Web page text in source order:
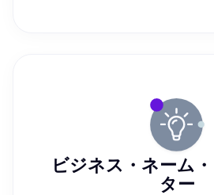
ビジネス・ネーム
ター